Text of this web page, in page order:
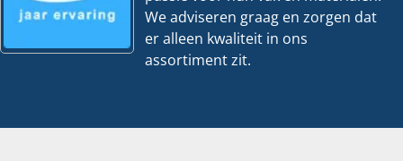
We adviseren graag en zorgen dat
er alleen kwaliteit in ons
assortiment zit.